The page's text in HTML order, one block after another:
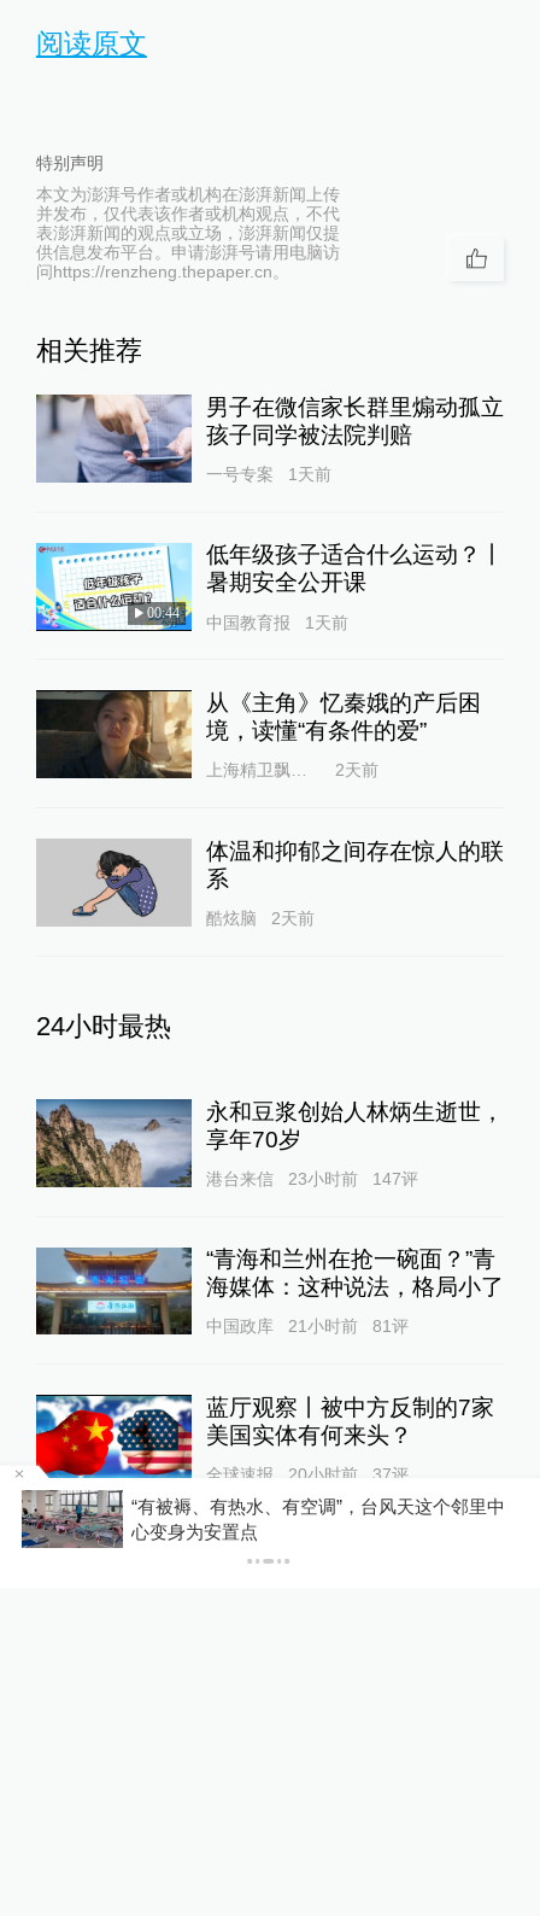
阅读原文
特别声明
本文为澎湃号作者或机构在澎湃新闻上传
并发布，仅代表该作者或机构观点，不代
表澎湃新闻的观点或立场，澎湃新闻仅提
供信息发布平台。申请澎湃号请用电脑访
问https://renzheng.thepaper.cn。
相关推荐
男子在微信家长群里煽动孤立
孩子同学被法院判赔
一号专案 1天前
00:44
低年级孩子适合什么运动？丨
暑期安全公开课
中国教育报 1天前
从《主角》忆秦娥的产后困
境，读懂“有条件的爱”
上海精卫飘扬的绿丝带 2天前
体温和抑郁之间存在惊人的联
系
酷炫脑 2天前
24小时最热
永和豆浆创始人林炳生逝世，
享年70岁
港台来信 23小时前 147评
“青海和兰州在抢一碗面？”青
海媒体：这种说法，格局小了
中国政库 21小时前 81评
蓝厅观察丨被中方反制的7家
美国实体有何来头？
全球速报 20小时前 37评
核观察｜美欲用战术核武器对
中
湖南一企业诉县政府未交地：这边还在打官司
那边涉案土地被拍卖了